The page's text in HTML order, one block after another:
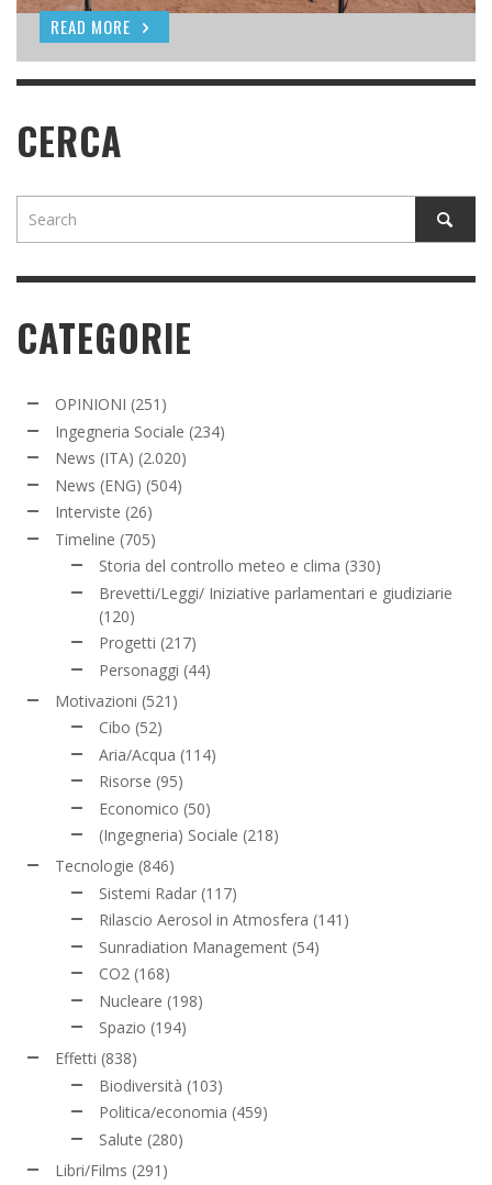
READ MORE
READ MORE
CERCA
CATEGORIE
OPINIONI (251)
Ingegneria Sociale (234)
News (ITA) (2.020)
News (ENG) (504)
Interviste (26)
Timeline (705)
Storia del controllo meteo e clima (330)
Brevetti/Leggi/ Iniziative parlamentari e giudiziarie
(120)
Progetti (217)
Personaggi (44)
Motivazioni (521)
Cibo (52)
Aria/Acqua (114)
Risorse (95)
Economico (50)
(Ingegneria) Sociale (218)
Tecnologie (846)
Sistemi Radar (117)
Rilascio Aerosol in Atmosfera (141)
Sunradiation Management (54)
CO2 (168)
Nucleare (198)
Spazio (194)
Effetti (838)
Biodiversità (103)
Politica/economia (459)
Salute (280)
Libri/Films (291)